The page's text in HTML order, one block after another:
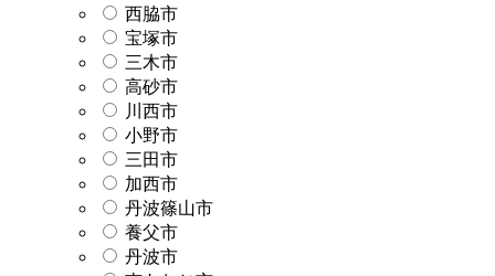
西脇市
宝塚市
三木市
高砂市
川西市
小野市
三田市
加西市
丹波篠山市
養父市
丹波市